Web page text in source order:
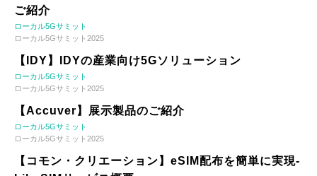
ご紹介
ローカル5Gサミット
ローカル5Gサミット2025
【IDY】IDYの産業向け5Gソリューション
ローカル5Gサミット
ローカル5Gサミット2025
【Accuver】展示製品のご紹介
ローカル5Gサミット
ローカル5Gサミット2025
【コモン・クリエーション】eSIM配布を簡単に実現-